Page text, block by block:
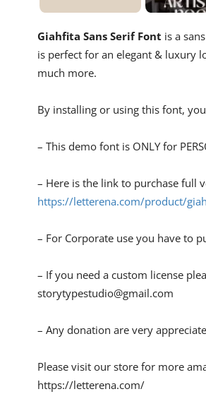
Giahfita Sans Serif Font is a
is perfect for an elegant & luxury
much more.
By installing or using this font,
– This demo font is ONLY for
– Here is the link to purchase full
https://letterena.com/product/
– For Corporate use you have to
– If you need a custom license
storytypestudio@gmail.com
– Any donation are very
Please visit our store for more
https://letterena.com/